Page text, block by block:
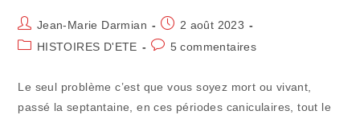
Auteur/autrice
de
Jean-Marie Darmian
Publication
publiée :
2 août 2023
PostHISTOIRES D'ETE
Commentaires
publication :
5 commentaires
Le seul problème c’est que vous soyez mort ou vivant,
passé la septantaine, en ces périodes caniculaires, tout le